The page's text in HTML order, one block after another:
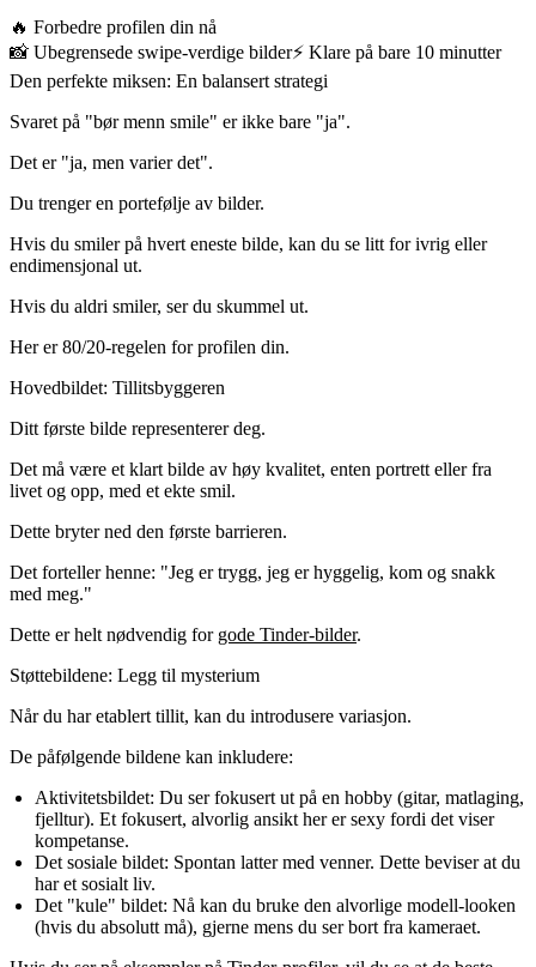
🔥 Forbedre profilen din nå
📸 Ubegrensede swipe-verdige bilder⚡️ Klare på bare 10 minutter
Den perfekte miksen: En balansert strategi
Svaret på "bør menn smile" er ikke bare "ja".
Det er "ja, men varier det".
Du trenger en portefølje av bilder.
Hvis du smiler på hvert eneste bilde, kan du se litt for ivrig eller
endimensjonal ut.
Hvis du aldri smiler, ser du skummel ut.
Her er80/20-regelen for profilen din.
Hovedbildet: Tillitsbyggeren
Ditt første bilde representerer deg.
Det må være et klart bilde av høy kvalitet, enten portrett eller fra
livet og opp, med et ekte smil.
Dette bryter ned den første barrieren.
Det forteller henne: "Jeg er trygg, jeg er hyggelig, kom og snakk
med meg."
Dette er helt nødvendig for gode Tinder-bilder.
Støttebildene: Legg til mysterium
Når du har etablert tillit, kan du introdusere variasjon.
De påfølgende bildene kan inkludere:
Aktivitetsbildet: Du ser fokusert ut på en hobby (gitar, matlaging,
fjelltur). Et fokusert, alvorlig ansikt her er sexy fordi det viser
kompetanse.
Det sosiale bildet: Spontan latter med venner. Dette beviser at du
har et sosialt liv.
Det "kule" bildet: Nå kan du bruke den alvorlige modell-looken
(hvis du absolutt må), gjerne mens du ser bort fra kameraet.